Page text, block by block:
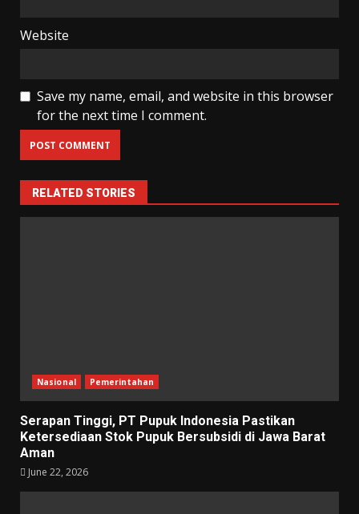
Website
Save my name, email, and website in this browser
for the next time I comment.
RELATED STORIES
Nasional Pemerintahan
Serapan Tinggi, PT Pupuk Indonesia Pastikan
Ketersediaan Stok Pupuk Bersubsidi di Jawa Barat
Aman
June 22, 2026